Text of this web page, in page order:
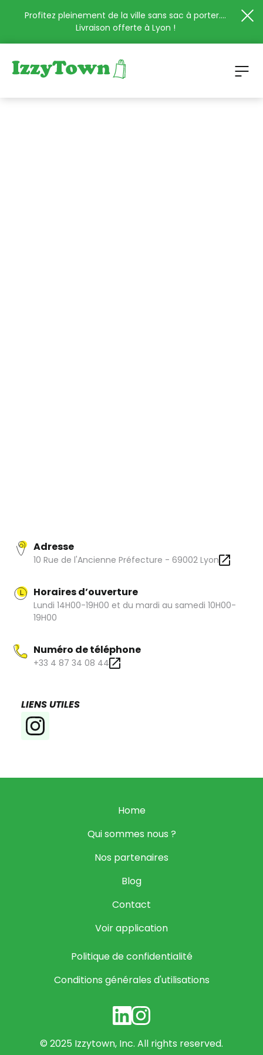
Profitez pleinement de la ville sans sac à porter....
Livraison offerte à Lyon !
Adresse
10 Rue de l'Ancienne Préfecture - 69002 Lyon
Horaires d’ouverture
Lundi 14H00-19H00 et du mardi au samedi 10H00-
19H00
Numéro de téléphone
+33 4 87 34 08 44
LIENS UTILES
Home
Qui sommes nous ?
Nos partenaires
Blog
Contact
Voir application
Politique de confidentialité
Conditions générales d'utilisations
© 2025 Izzytown, Inc. All rights reserved.